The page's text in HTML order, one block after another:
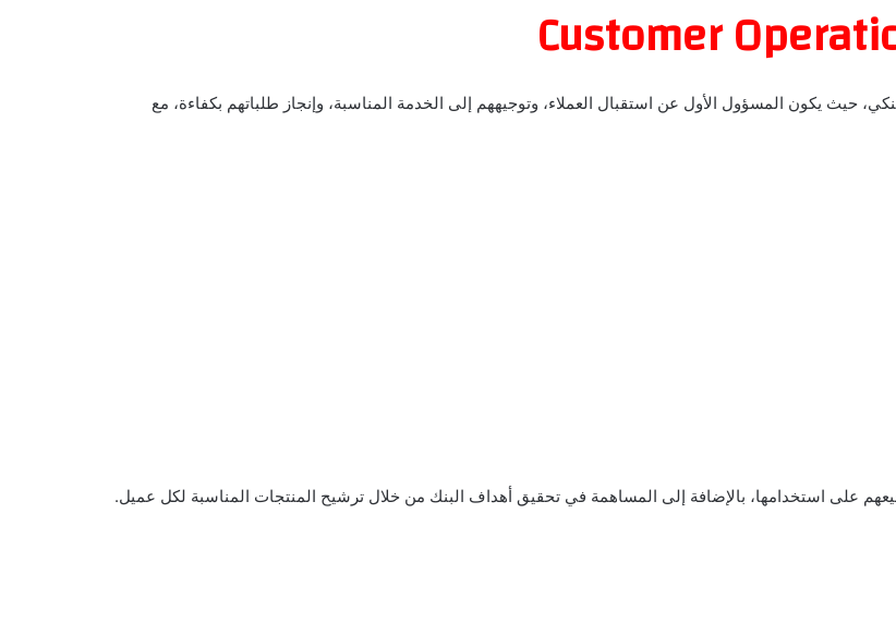
حيث يكون المسؤول الأول عن استقبال العملاء، وتوجيههم إلى الخدمة المناسبة، وإنجاز طلباتهم بكفاءة، مع
على استخدامها، بالإضافة إلى المساهمة في تحقيق أهداف البنك من خلال ترشيح المنتجات المناسبة لكل عميل.